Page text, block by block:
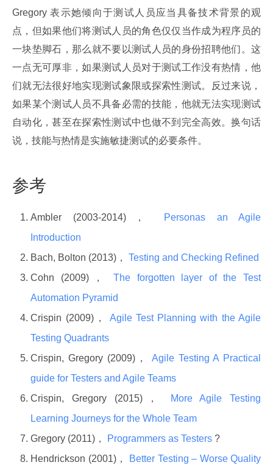
Gregory 表示她倾向于测试人员应当具备技术背景的观
点，但如果他们将测试人员的角色仅仅当作成为程序员的
一块垫脚石，那么就不要以测试人员的身份招聘他们。这
一点无可厚非，如果测试人员对于测试工作没有热情，他
们就无法很好地实现测试象限或探索性测试。反过来说，
如果某个测试人员不具备必需的技能，他就无法实现测试
自动化，甚至在探索性测试中也做不到完全高效。换句话
说，技能与热情是实施敏捷测试的必要条件。
参考
Ambler (2003-2014)，
Personas an Agile
Introduction
Bach, Bolton (2013)，
Testing and Checking Refined
Cohn (2009)，
The forgotten layer of the Test
Automation Pyramid
Crispin (2009)，
Agile Test Planning with the Agile
Testing Quadrants
Crispin, Gregory (2009)，
Agile Testing A Practical
guide for Testers and Agile Teams
Crispin, Gregory (2015)，
More Agile Testing
Learning Journeys for the Whole Team
Gregory (2011)，
Programmers as Testers?
Hendrickson (2001)，
Better Testing – Worse Quality